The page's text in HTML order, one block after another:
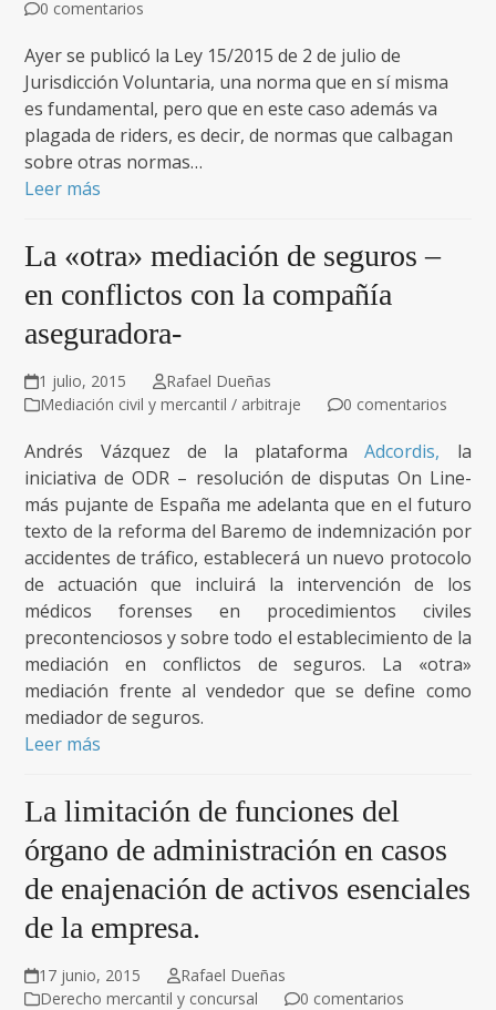
0 comentarios
Ayer se publicó la Ley 15/2015 de 2 de julio de
Jurisdicción Voluntaria, una norma que en sí misma
es fundamental, pero que en este caso además va
plagada de riders, es decir, de normas que calbagan
sobre otras normas…
Leer más
La «otra» mediación de seguros –
en conflictos con la compañía
aseguradora-
1 julio, 2015
Rafael Dueñas
Mediación civil y mercantil / arbitraje
0 comentarios
Andrés Vázquez de la plataformaAdcordis, la
iniciativa de ODR – resolución de disputas On Line-
más pujante de España me adelanta que en el futuro
texto de la reforma del Baremo de indemnización por
accidentes de tráfico, establecerá un nuevo protocolo
de actuación que incluirá la intervención de los
médicos forenses en procedimientos civiles
precontenciosos y sobre todo el establecimiento de la
mediación en conflictos de seguros. La «otra»
mediación frente al vendedor que se define como
mediador de seguros.
Leer más
La limitación de funciones del
órgano de administración en casos
de enajenación de activos esenciales
de la empresa.
17 junio, 2015
Rafael Dueñas
Derecho mercantil y concursal
0 comentarios